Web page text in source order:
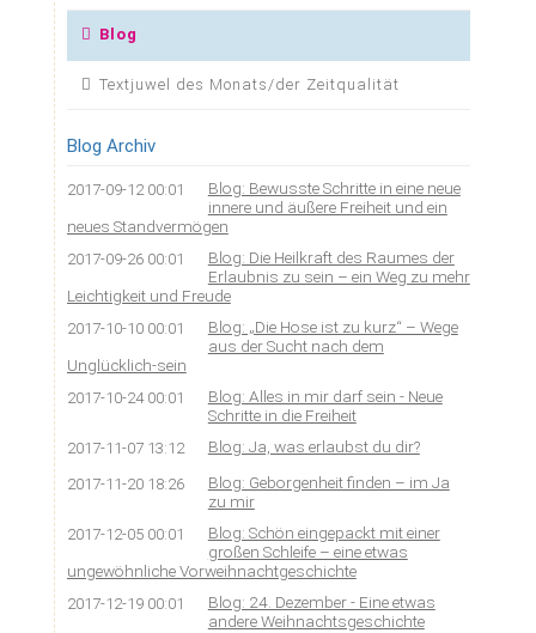
Blog
Textjuwel des Monats/der Zeitqualität
Blog Archiv
2017-09-12 00:01
Blog: Bewusste Schritte in eine neue
innere und äußere Freiheit und ein
neues Standvermögen
2017-09-26 00:01
Blog: Die Heilkraft des Raumes der
Erlaubnis zu sein – ein Weg zu mehr
Leichtigkeit und Freude
2017-10-10 00:01
Blog: „Die Hose ist zu kurz“ – Wege
aus der Sucht nach dem
Unglücklich-sein
2017-10-24 00:01
Blog: Alles in mir darf sein - Neue
Schritte in die Freiheit
2017-11-07 13:12 Blog: Ja, was erlaubst du dir?
2017-11-20 18:26
Blog: Geborgenheit finden – im Ja
zu mir
2017-12-05 00:01
Blog: Schön eingepackt mit einer
großen Schleife – eine etwas
ungewöhnliche Vorweihnachtgeschichte
2017-12-19 00:01
Blog: 24. Dezember - Eine etwas
andere Weihnachtsgeschichte